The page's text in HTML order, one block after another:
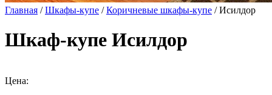
Главная /Шкафы-купе /Коричневые шкафы-купе / Исилдор
Шкаф-купе Исилдор
Цена: